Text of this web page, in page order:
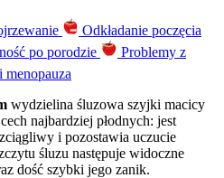
Odkładanie poczęcia
po porodzie
Problemy z
menopauza
wydzielina śluzowa szyjki macicy
najbardziej płodnych: jest
i pozostawia uczucie
śluzu następuje widoczne
dość szybki jego zanik.